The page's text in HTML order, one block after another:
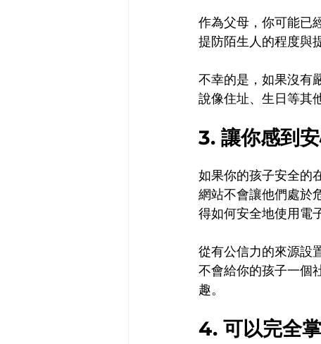
作為父母，你可能已
提防陌生人的程度與
不幸的是，如果沒有
說像住址、生日等其
3. 讓你感到
如果你的孩子安全的
網站不會讓他們處於
得如何安全地使用電
從有公信力的來源設
不會給你的孩子一個
趣。
4. 可以完全